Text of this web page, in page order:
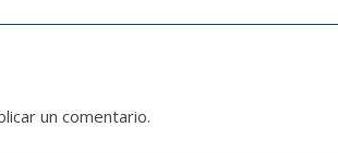
un comentario.